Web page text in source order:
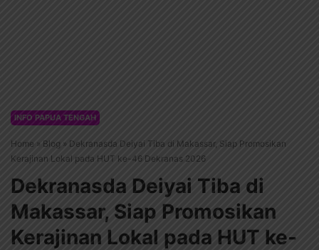
INFO PAPUA TENGAH
Home » Blog » Dekranasda Deiyai Tiba di Makassar, Siap Promosikan
Kerajinan Lokal pada HUT ke-46 Dekranas 2026
Dekranasda Deiyai Tiba di
Makassar, Siap Promosikan
Kerajinan Lokal pada HUT ke-